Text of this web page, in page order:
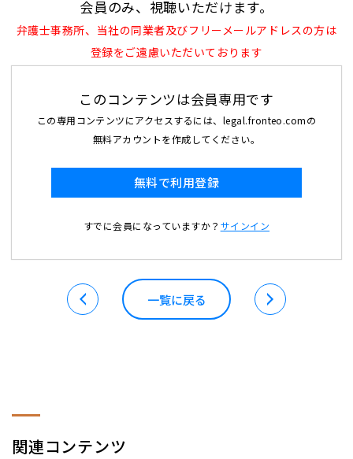
会員のみ、視聴いただけます。
弁護士事務所、当社の同業者及びフリーメールアドレスの方は
登録をご遠慮いただいております
このコンテンツは会員専用です
この専用コンテンツにアクセスするには、legal.fronteo.comの
無料アカウントを作成してください。
無料で利用登録
すでに会員になっていますか？ サインイン
一覧に戻る
関連コンテンツ